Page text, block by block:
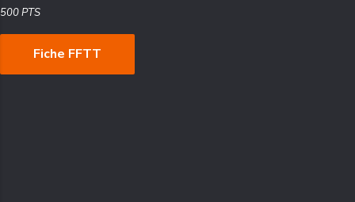
500 PTS
Fiche FFTT